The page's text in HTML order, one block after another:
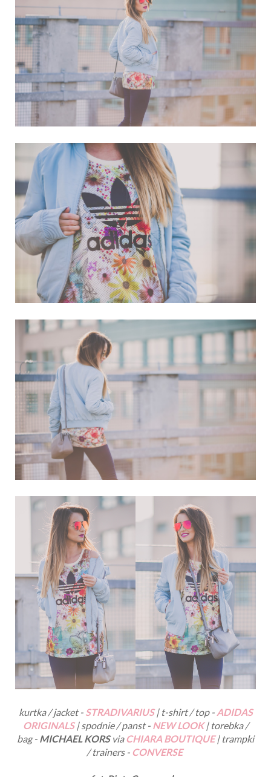
kurtka / jacket - STRADIVARIUS| t-shirt / top - ADIDAS
ORIGINALS| spodnie / panst - NEW LOOK| torebka /
bag - MICHAEL KORSvia CHIARA BOUTIQUE| trampki
/ trainers - CONVERSE